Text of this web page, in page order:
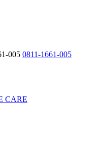
005 0811-1661-005
CARE